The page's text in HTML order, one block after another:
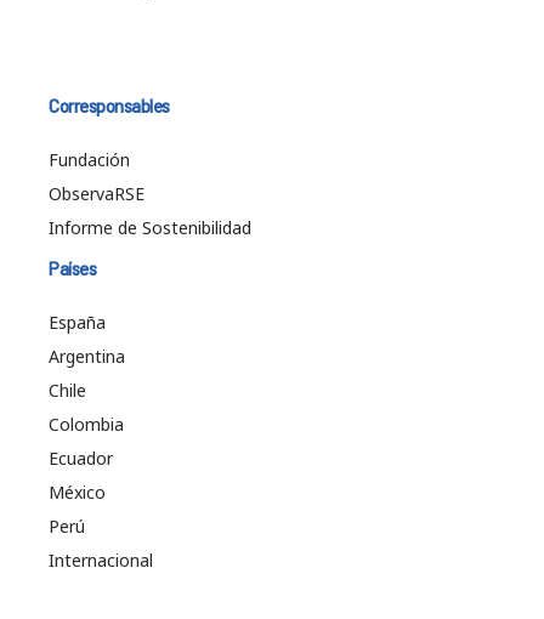
Corresponsables
Fundación
ObservaRSE
Informe de Sostenibilidad
Países
España
Argentina
Chile
Colombia
Ecuador
México
Perú
Internacional